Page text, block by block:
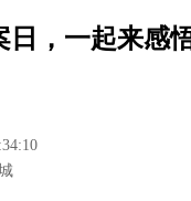
日，一起来感